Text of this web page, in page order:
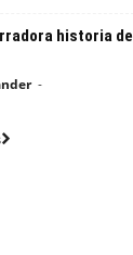
historia de
-